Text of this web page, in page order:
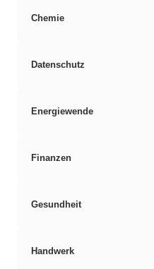
Chemie
Datenschutz
Energiewende
Finanzen
Gesundheit
Handwerk